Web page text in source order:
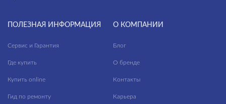
ПОЛЕЗНАЯ ИНФОРМАЦИЯ
Сервис и Гарантия
Где купить
Купить online
Гид по ремонту
О КОМПАНИИ
Блог
О бренде
Контакты
Карьера